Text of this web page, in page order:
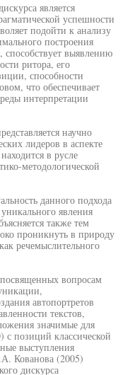
является
успешности
подойти к анализу
построения
выявлению
ритора, его
способности
что обеспечивает
интерпретации
научно
лидеров в аспекте
в русле
методологической
данного подхода
явления
также тем
проникнуть в природу
речемыслительного
вопросам
автопортретов
текстов,
значимые для
позиций классической
выступления
Кованова (2005)
дискурса